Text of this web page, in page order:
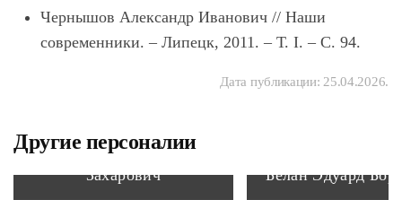
Чернышов Александр Иванович // Наши
современники. – Липецк, 2011. – Т. I. – С. 94.
Дата публикации: 25.04.2026.
Другие персоналии
Романовский Владимир
Захарович
Белан Эдуард